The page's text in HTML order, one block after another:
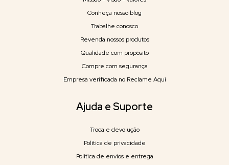
Conheça nosso blog
Trabalhe conosco
Revenda nossos produtos
Qualidade com propósito
Compre com segurança
Empresa verificada no Reclame Aqui
Ajuda e Suporte
Troca e devolução
Política de privacidade
Política de envios e entrega